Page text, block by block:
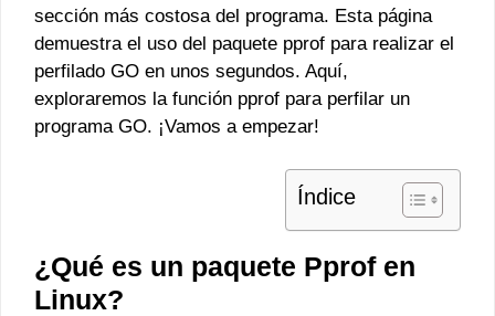
sección más costosa del programa. Esta página
demuestra el uso del paquete pprof para realizar el
perfilado GO en unos segundos. Aquí,
exploraremos la función pprof para perfilar un
programa GO. ¡Vamos a empezar!
Índice
¿Qué es un paquete Pprof en
Linux?